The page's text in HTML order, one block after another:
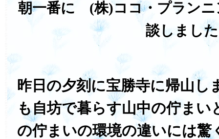
朝一番に (株)ココ・プランニ
談しました
昨日の夕刻に宝勝寺に帰山し
も自坊で暮らす山中の佇まい
の佇まいの環境の違いには驚